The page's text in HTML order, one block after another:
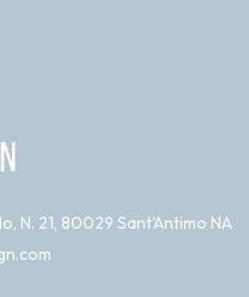
N. 21, 80029 Sant'Antimo NA